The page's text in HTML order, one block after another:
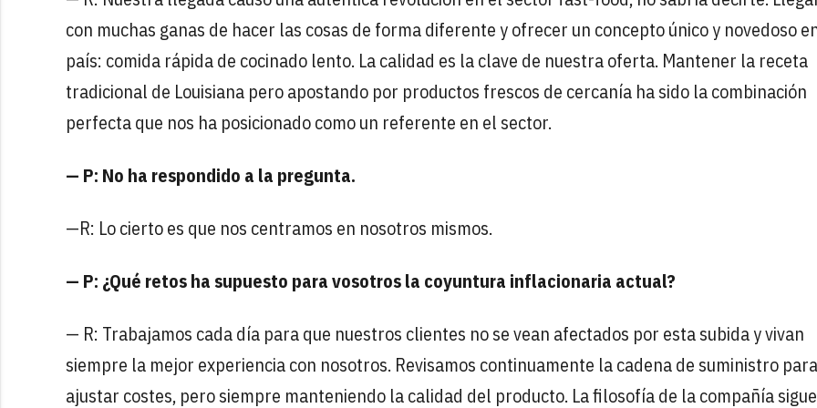
con muchas ganas de hacer las cosas de forma diferente y ofrecer un concepto único y novedoso
país: comida rápida de cocinado lento. La calidad es la clave de nuestra oferta. Mantener la receta
tradicional de Louisiana pero apostando por productos frescos de cercanía ha sido la combinación
perfecta que nos ha posicionado como un referente en el sector.
— P: No ha respondido a la pregunta.
—R: Lo cierto es que nos centramos en nosotros mismos.
— P: ¿Qué retos ha supuesto para vosotros la coyuntura inflacionaria actual?
— R: Trabajamos cada día para que nuestros clientes no se vean afectados por esta subida y vivan
siempre la mejor experiencia con nosotros. Revisamos continuamente la cadena de suministro para
ajustar costes, pero siempre manteniendo la calidad del producto. La filosofía de la compañía sigue